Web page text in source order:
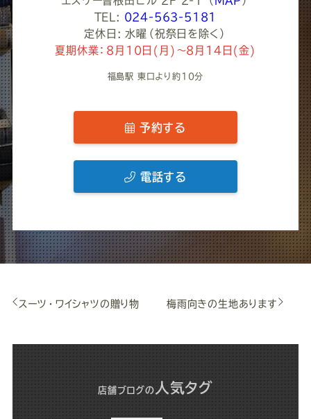
TEL: 024-563-5181
定休日: 水曜（祝祭日を除く）
夏期休業：8月10日(月)～8月14日(金)
福島駅 東口より約10分
予約する
電話する
スーツ・ワイシャツの贈り物 梅雨向きの生地あります
店舗ブログの 人気タグ